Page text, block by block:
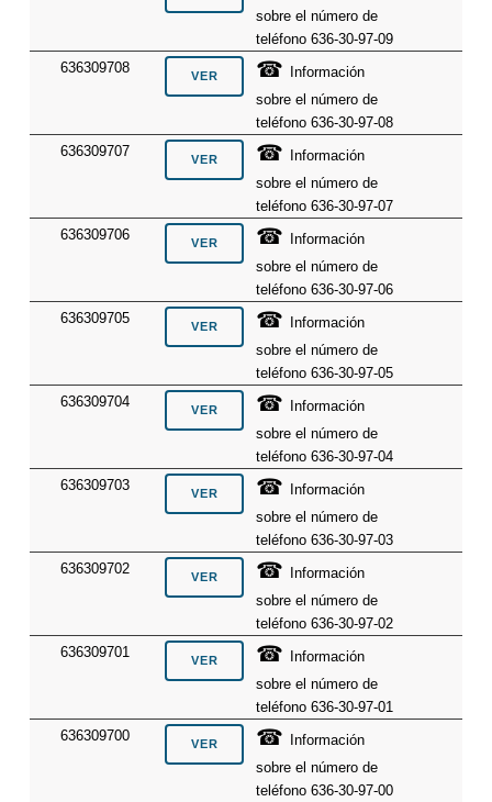
sobre el número de
teléfono 636-30-97-09
636309708
☎
Información
sobre el número de
teléfono 636-30-97-08
636309707
☎
Información
sobre el número de
teléfono 636-30-97-07
636309706
☎
Información
sobre el número de
teléfono 636-30-97-06
636309705
☎
Información
sobre el número de
teléfono 636-30-97-05
636309704
☎
Información
sobre el número de
teléfono 636-30-97-04
636309703
☎
Información
sobre el número de
teléfono 636-30-97-03
636309702
☎
Información
sobre el número de
teléfono 636-30-97-02
636309701
☎
Información
sobre el número de
teléfono 636-30-97-01
636309700
☎
Información
sobre el número de
teléfono 636-30-97-00